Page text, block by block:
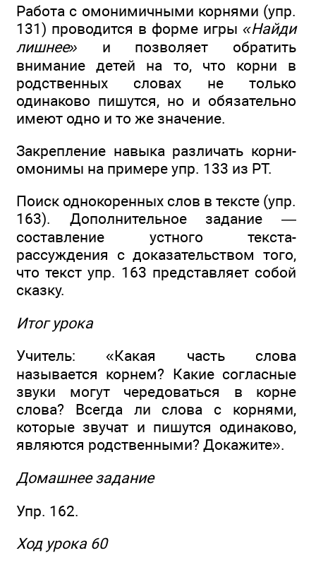
Работа с омонимичными корнями (упр.
131) проводится в форме игры «Найди
лишнее» и позволяет обратить
внимание детей на то, что корни в
родственных словах не только
одинаково пишутся, но и обязательно
имеют одно и то же значение.
Закрепление навыка различать корни-
омонимы на примере упр. 133 из РТ.
Поиск однокоренных слов в тексте (упр.
163). Дополнительное задание —
составление устного текста-
рассуждения с доказательством того,
что текст упр. 163 представляет собой
сказку.
Итог урока
Учитель: «Какая часть слова
называется корнем? Какие согласные
звуки могут чередоваться в корне
слова? Всегда ли слова с корнями,
которые звучат и пишутся одинаково,
являются родственными? Докажите».
Домашнее задание
Упр. 162.
Ход урока 60